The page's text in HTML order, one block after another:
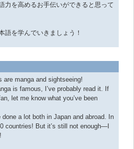
力を高めるお手伝いができると思って
語を学んでいきましょう！
are manga and sightseeing!
is famous, I’ve probably read it. If
let me know what you’ve been
a lot both in Japan and abroad. In
countries! But it’s still not enough—I